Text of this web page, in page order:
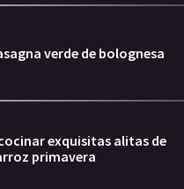
verde de bolognesa
exquisitas alitas de
primavera